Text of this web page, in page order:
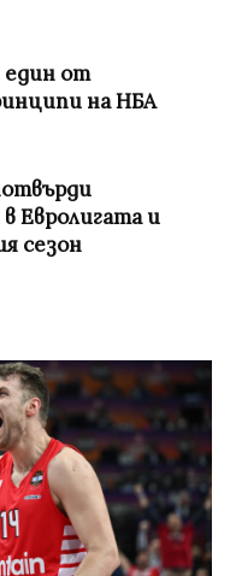
един от
на НБА
Евролигата и
сезон